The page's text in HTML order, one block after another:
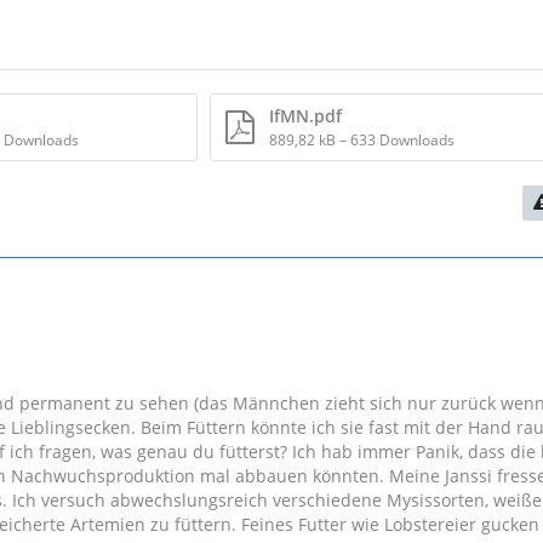
IfMN.pdf
889,82 kB – 633 Downloads
permanent zu sehen (das Männchen zieht sich nur zurück
Lieblingsecken. Beim Füttern könnte ich sie fast mit der Hand
ich fragen, was genau du fütterst? Ich hab immer Panik, dass die
Nachwuchsproduktion mal abbauen könnten. Meine Janssi
Ich versuch abwechslungsreich verschiedene Mysissorten,
Artemien zu füttern. Feines Futter wie Lobstereier